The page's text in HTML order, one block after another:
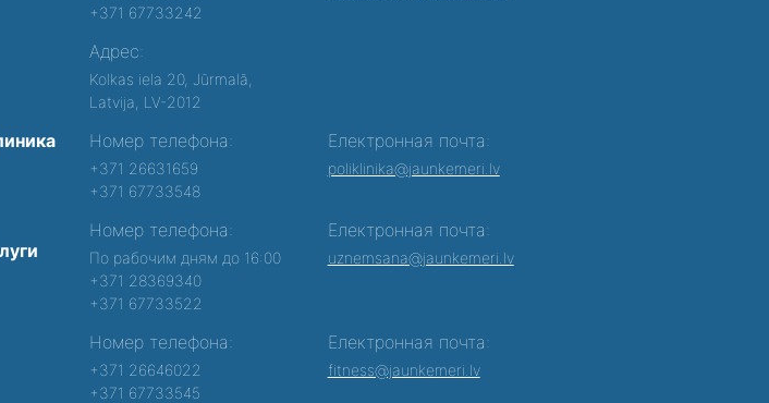
+371 67733242
Адрес:
Kolkas iela 20, Jūrmalā,
Latvija, LV-2012
Номер телефона:
+371 26631659
+371 67733548
Електронная почта:
poliklinika@jaunkemeri.lv
Номер телефона:
По рабочим дням до 16:00
+371 28369340
+371 67733522
Електронная почта:
uznemsana@jaunkemeri.lv
Номер телефона:
+371 26646022
+371 67733545
Електронная почта:
fitness@jaunkemeri.lv